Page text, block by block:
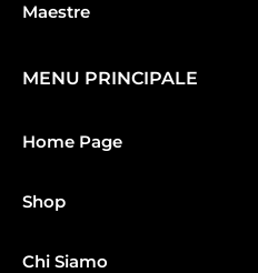
Maestre
MENU PRINCIPALE
Home Page
Shop
Chi Siamo